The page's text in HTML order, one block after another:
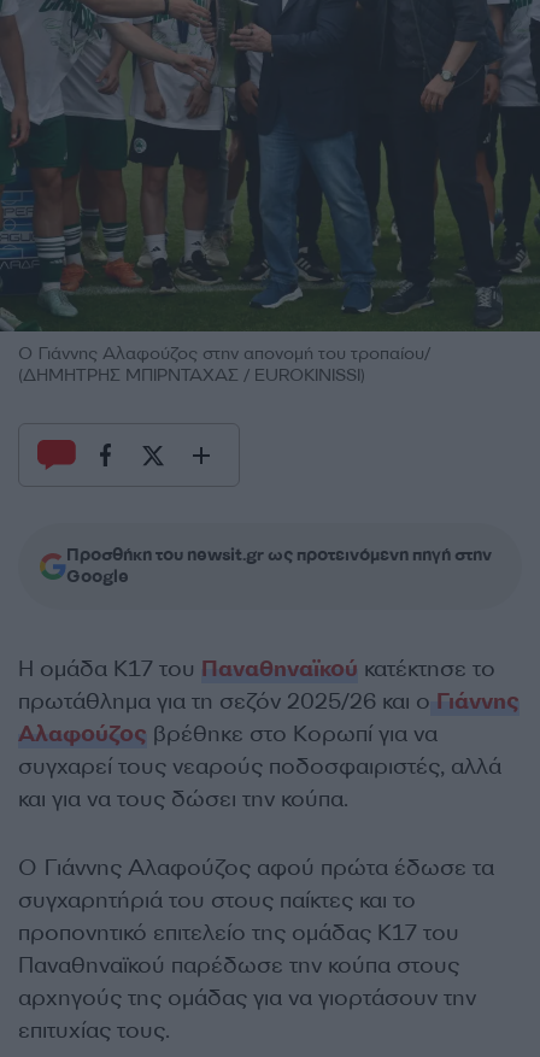
Ο Γιάννης Αλαφούζος στην απονομή του τροπαίου/
(ΔΗΜΗΤΡΗΣ ΜΠΙΡΝΤΑΧΑΣ / EUROKINISSI)
Προσθήκη του newsit.gr ως προτεινόμενη πηγή στην
Google
Η ομάδα Κ17 του Παναθηναϊκού κατέκτησε το
πρωτάθλημα για τη σεζόν 2025/26 και ο Γιάννης
Αλαφούζος βρέθηκε στο Κορωπί για να
συγχαρεί τους νεαρούς ποδοσφαιριστές, αλλά
και για να τους δώσει την κούπα.
Ο Γιάννης Αλαφούζος αφού πρώτα έδωσε τα
συγχαρητήριά του στους παίκτες και το
προπονητικό επιτελείο της ομάδας Κ17 του
Παναθηναϊκού παρέδωσε την κούπα στους
αρχηγούς της ομάδας για να γιορτάσουν την
επιτυχίας τους.